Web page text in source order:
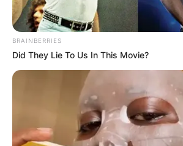
EMERGENCIAS POR LLUVIAS
METRO DE MEDELLÍN
ELECCIONES PRESIDENCIALES
MARINILLA - ANTIOQUIA
BRAINBERRIES
Did They Lie To Us In This Movie?